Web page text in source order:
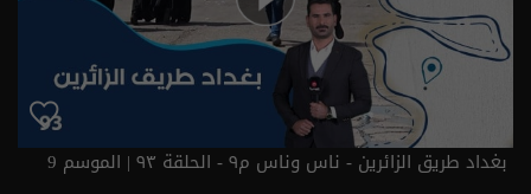
بغداد طريق الزائرين - ناس وناس م٩ - الحلقة ٩٣ | الموسم 9